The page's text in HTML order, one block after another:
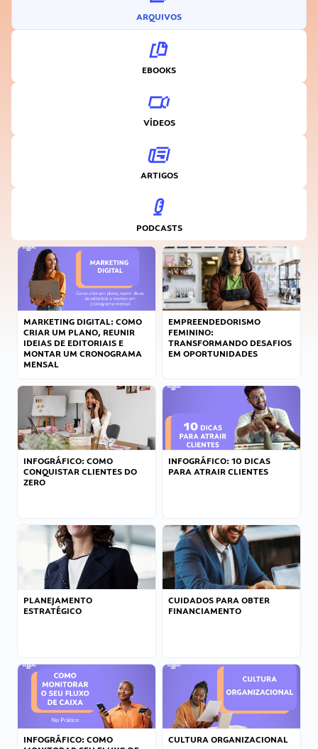
ARQUIVOS
EBOOKS
VÍDEOS
ARTIGOS
PODCASTS
MARKETING DIGITAL: COMO
CRIAR UM PLANO, REUNIR
IDEIAS DE EDITORIAIS E
MONTAR UM CRONOGRAMA
MENSAL
EMPREENDEDORISMO
FEMININO:
TRANSFORMANDO DESAFIOS
EM OPORTUNIDADES
INFOGRÁFICO: COMO
CONQUISTAR CLIENTES DO
ZERO
INFOGRÁFICO: 10 DICAS
PARA ATRAIR CLIENTES
PLANEJAMENTO
ESTRATÉGICO
CUIDADOS PARA OBTER
FINANCIAMENTO
INFOGRÁFICO: COMO
CULTURA ORGANIZACIONAL